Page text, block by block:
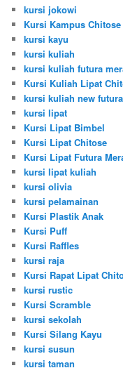
kursi jokowi
Kursi Kampus Chitose
kursi kayu
kursi kuliah
kursi kuliah futura
Kursi Kuliah Lipat
kursi kuliah new
kursi lipat
Kursi Lipat Bimbel
Kursi Lipat Chitose
Kursi Lipat Futura
kursi lipat kuliah
kursi olivia
kursi pelamainan
Kursi Plastik Anak
Kursi Puff
Kursi Raffles
kursi raja
Kursi Rapat Lipat
kursi rustic
Kursi Scramble
kursi sekolah
Kursi Silang Kayu
kursi susun
kursi taman